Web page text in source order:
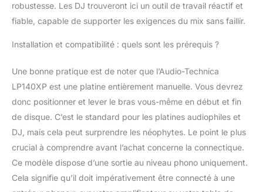
robustesse. Les DJ trouveront ici un outil de travail réactif et
fiable, capable de supporter les exigences du mix sans faillir.
Installation et compatibilité : quels sont les prérequis ?
Une bonne pratique est de noter que l’Audio-Technica
LP140XP est une platine entièrement manuelle. Vous devrez
donc positionner et lever le bras vous-même en début et fin
de disque. C’est le standard pour les platines audiophiles et
DJ, mais cela peut surprendre les néophytes. Le point le plus
crucial à comprendre avant l’achat concerne la connectique.
Ce modèle dispose d’une sortie au niveau phono uniquement.
Cela signifie qu’il doit impérativement être connecté à une